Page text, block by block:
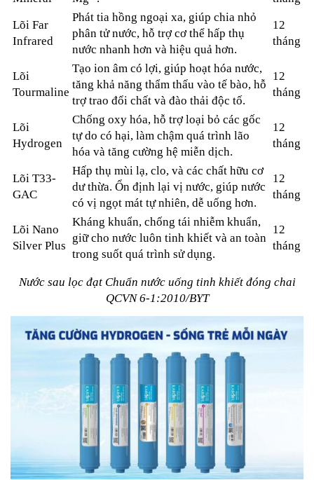
Lõi Far
Infrared
Phát tia hồng ngoại xa, giúp chia nhỏ
phân tử nước, hỗ trợ cơ thể hấp thụ
nước nhanh hơn và hiệu quả hơn.
12
tháng
Lõi
Tourmaline
Tạo ion âm có lợi, giúp hoạt hóa nước,
tăng khả năng thẩm thấu vào tế bào, hỗ
trợ trao đổi chất và đào thải độc tố.
12
tháng
Lõi
Hydrogen
Chống oxy hóa, hỗ trợ loại bỏ các gốc
tự do có hại, làm chậm quá trình lão
hóa và tăng cường hệ miễn dịch.
12
tháng
Lõi T33-
GAC
Hấp thụ mùi lạ, clo, và các chất hữu cơ
dư thừa. Ổn định lại vị nước, giúp nước
có vị ngọt mát tự nhiên, dễ uống hơn.
12
tháng
Lõi Nano
Silver Plus
Kháng khuẩn, chống tái nhiễm khuẩn,
giữ cho nước luôn tinh khiết và an toàn
trong suốt quá trình sử dụng.
12
tháng
Nước sau lọc đạt Chuẩn nước uống tinh khiết đóng chai
QCVN 6-1:2010/BYT